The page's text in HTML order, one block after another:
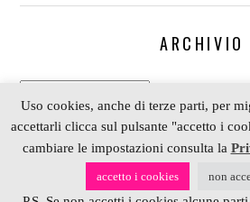
ARCHIVIO
Archivio
COPYRIGHT 2006-2023 ALESSIA
PARTNERDEPOSITPHOTOS| P.
Uso cookies, anche di terze parti, per
accettarli clicca sul pulsante "accetto i
cambiare le impostazioni consulta la
accetto i cookies non